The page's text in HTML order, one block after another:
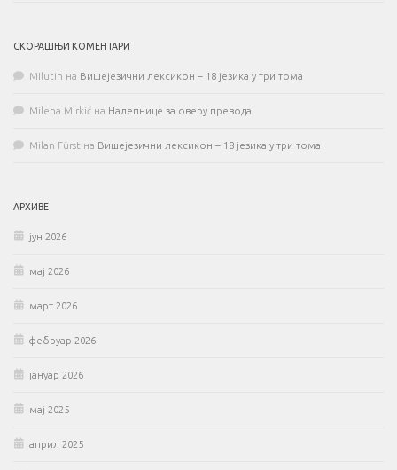
СКОРАШЊИ КОМЕНТАРИ
MIlutin на Вишејезични лексикон – 18 језика у три тома
Milena Mirkić на Налепнице за оверу превода
Milan Fürst на Вишејезични лексикон – 18 језика у три тома
АРХИВЕ
јун 2026
мај 2026
март 2026
фебруар 2026
јануар 2026
мај 2025
април 2025